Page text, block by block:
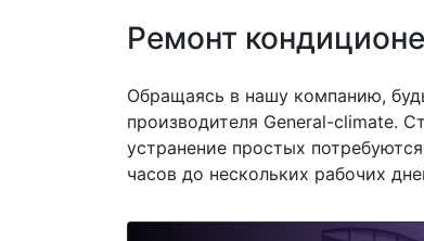
Ремонт
Обращаясь в нашу компанию,
производителя General-climate.
устранение простых
часов до нескольких рабочих